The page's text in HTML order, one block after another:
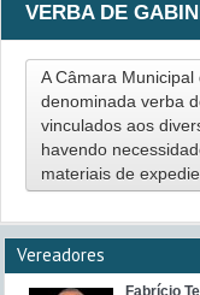
VERBA DE
A Câmara
denominada verba
vinculados aos
havendo
materiais de
Vereadores
Fabrício